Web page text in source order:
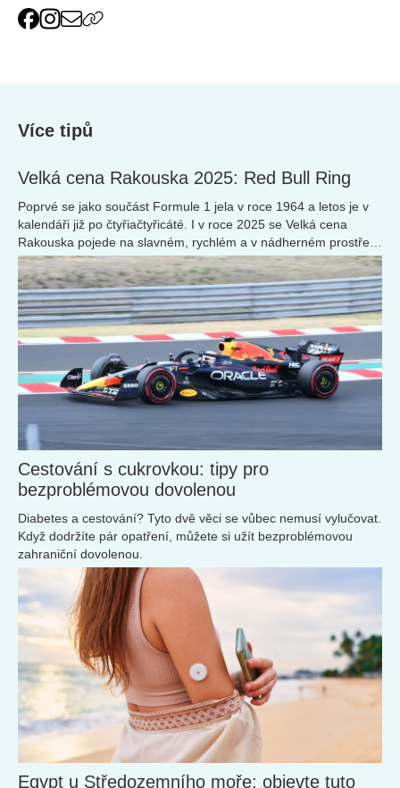
Více tipů
Velká cena Rakouska 2025: Red Bull Ring
Poprvé se jako součást Formule 1 jela v roce 1964 a letos je v
kalendáři již po čtyřiačtyřicáté. I v roce 2025 se Velká cena
Rakouska pojede na slavném, rychlém a v nádherném prostředí
zasazeném Red Bull Ringu.
Cestování s cukrovkou: tipy pro
bezproblémovou dovolenou
Diabetes a cestování? Tyto dvě věci se vůbec nemusí vylučovat.
Když dodržíte pár opatření, můžete si užít bezproblémovou
zahraniční dovolenou.
Egypt u Středozemního moře: objevte tuto